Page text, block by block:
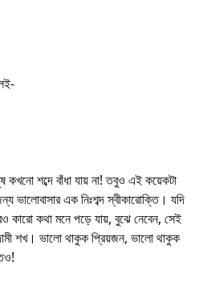
কখনো শব্দে বাঁধা যায় না! তবুও এই কয়েকটা
ভালোবাসার এক নিঃশব্দ স্বীকারোক্তি। যদি
কথা মনে পড়ে যায়, বুঝে নেবেন, সেই
শখ। ভালো থাকুক প্রিয়জন, ভালো থাকুক